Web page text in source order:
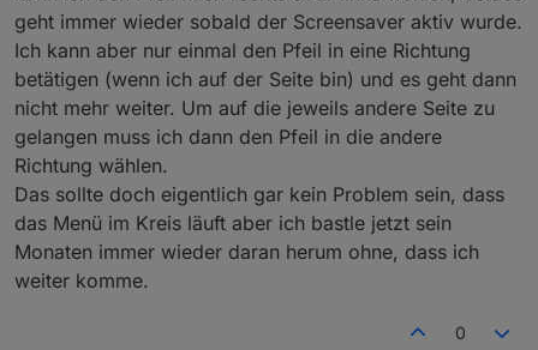
geht immer wieder sobald der Screensaver aktiv wurde.
Ich kann aber nur einmal den Pfeil in eine Richtung
betätigen (wenn ich auf der Seite bin) und es geht dann
nicht mehr weiter. Um auf die jeweils andere Seite zu
gelangen muss ich dann den Pfeil in die andere
Richtung wählen.
Das sollte doch eigentlich gar kein Problem sein, dass
das Menü im Kreis läuft aber ich bastle jetzt sein
Monaten immer wieder daran herum ohne, dass ich
weiter komme.
0